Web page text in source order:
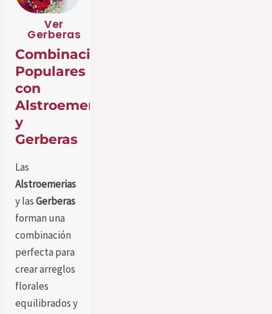
Ver
Gerberas
Combinaciones
Populares
con
Alstroemerias
y
Gerberas
Las
Alstroemerias
y lasGerberas
forman una
combinación
perfecta para
crear arreglos
florales
equilibrados y